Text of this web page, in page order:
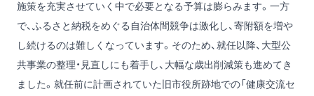
施策を充実させていく中で必要となる予算は膨らみます。一方
で、ふるさと納税をめぐる自治体間競争は激化し、寄附額を増や
し続けるのは難しくなっています。そのため、就任以降、大型公
共事業の整理・見直しにも着手し、大幅な歳出削減策も進めてき
ました。就任前に計画されていた旧市役所跡地での「健康交流セ